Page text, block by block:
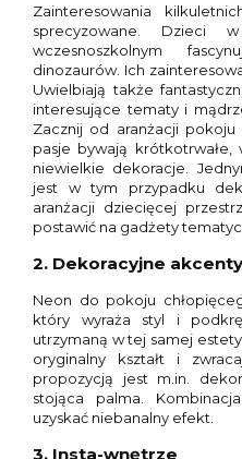
Zainteresowania
sprecyzowane. Dzieci
wczesnoszkolnym
dinozaurów. Ich
Uwielbiają także
interesujące tematy i
Zacznij od aranżacji
pasje bywają
niewielkie dekoracje.
jest w tym przypadku
aranżacji dziecięcej
postawić na gadżety
2. Dekoracyjne
Neon do pokoju
który wyraża styl i
utrzymaną w tej samej
oryginalny kształt i
propozycją jest m.in.
stojąca palma.
uzyskać niebanalny efekt.
3. Insta-wnętrze